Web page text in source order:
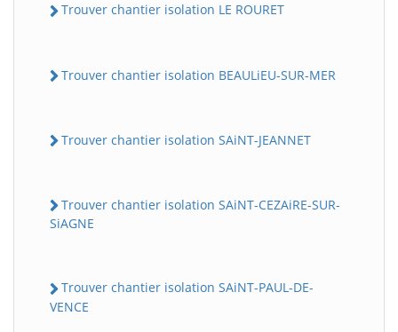
Trouver chantier isolation LE ROURET
Trouver chantier isolation BEAULiEU-SUR-MER
Trouver chantier isolation SAiNT-JEANNET
Trouver chantier isolation SAiNT-CEZAiRE-SUR-
SiAGNE
Trouver chantier isolation SAiNT-PAUL-DE-
VENCE